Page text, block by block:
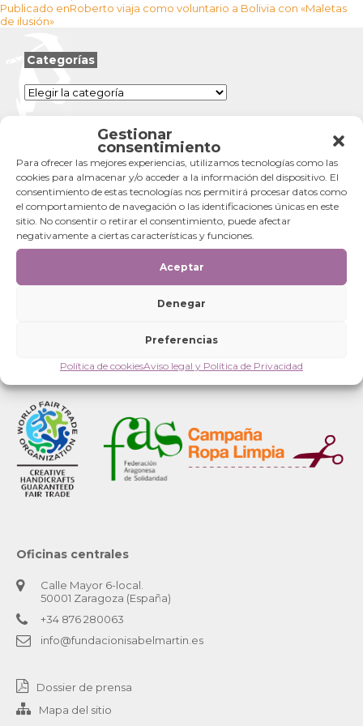
Gestionar
consentimiento
Para ofrecer las mejores experiencias, utilizamos tecnologías como las
cookies para almacenar y/o acceder a la información del dispositivo. El
consentimiento de estas tecnologías nos permitirá procesar datos como
el comportamiento de navegación o las identificaciones únicas en este
sitio. No consentir o retirar el consentimiento, puede afectar
negativamente a ciertas características y funciones.
Aceptar
Denegar
Preferencias
Política de cookiesAviso legal y Política de Privacidad
el
completo
Navegación
de
Publicado enRoberto viaja como voluntario a Bolivia con «Maletas
de ilusión»
Categorías
Categorías
Oficinas centrales
Calle Mayor 6-local.
50001 Zaragoza (España)
+34 876 280063
info@fundacionisabelmartin.es
Dossier de prensa
Mapa del sitio